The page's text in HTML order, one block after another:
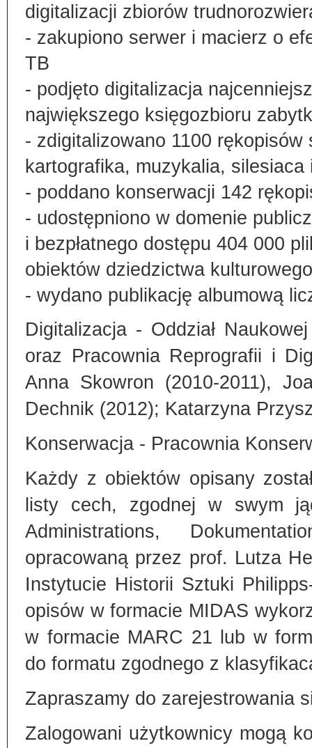
digitalizacji zbiorów
- zakupiono serwer i macierz o
TB
- podjęto digitalizacja
największego księgozbioru
- zdigitalizowano 1100
kartografika, muzykalia, silesiaca
- poddano konserwacji 142
- udostępniono w domenie
i bezpłatnego dostępu 404 000
obiektów dziedzictwa kulturowego
- wydano publikację albumową
Digitalizacja - Oddział
oraz Pracownia Reprografii i
Anna Skowron (2010-2011),
Dechnik (2012); Katarzyna
Konserwacja - Pracownia
Każdy z obiektów opisany
listy cech, zgodnej w swym
Administrations,
opracowaną przez prof. Lutza
Instytucie Historii Sztuki
opisów w formacie MIDAS
w formacie MARC 21 lub w
do formatu zgodnego z
Zapraszamy do zarejestrowania
Zalogowani użytkownicy mogą